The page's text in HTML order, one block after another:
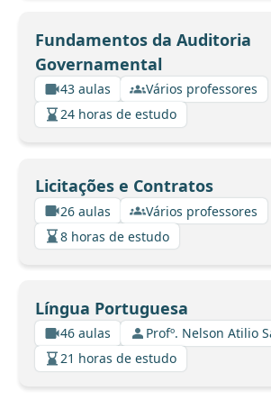
Fundamentos da Auditoria
Governamental
43 aulas
Vários professores
24 horas de estudo
Licitações e Contratos
26 aulas
Vários professores
8 horas de estudo
Língua Portuguesa
46 aulas
Profº. Nelson Atilio
21 horas de estudo